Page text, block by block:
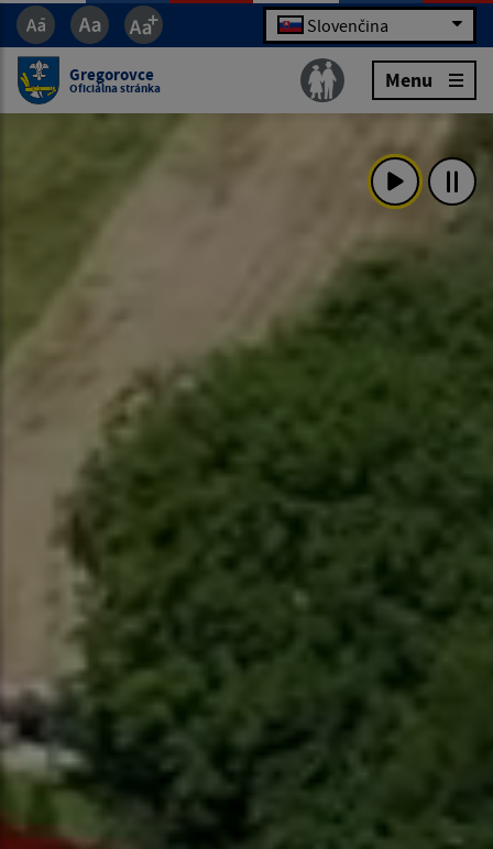
Slovenčina
Gregorovce
Oficiálna stránka Menu